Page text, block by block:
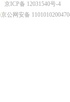
京ICP备 12031540号-4
京公网安备